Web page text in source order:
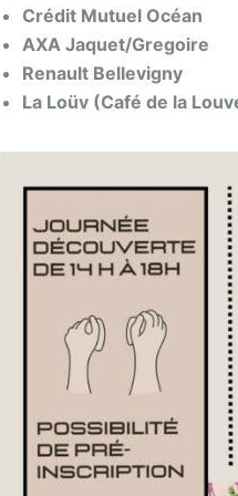
Crédit Mutuel Océan
AXA Jaquet/Gregoire
Renault Bellevigny
La Loüv (Café de la